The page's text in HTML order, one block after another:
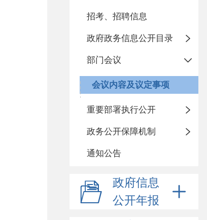
招考、招聘信息
政府政务信息公开目录
部门会议
会议内容及议定事项
重要部署执行公开
政务公开保障机制
通知公告
政府信息
公开年报